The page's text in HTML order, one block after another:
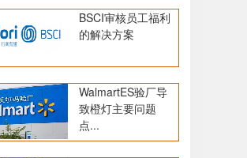
BSCI审核员工福利
的解决方案
WalmartES验厂导
致橙灯主要问题
点...